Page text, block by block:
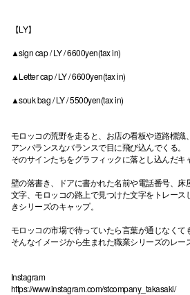
【LY】
▲sign cap / LY / 6600yen(tax in)
▲Letter cap / LY / 6600yen(tax in)
▲souk bag / LY / 5500yen(tax in)
モロッコの荒野を走ると、お店の看板や道路標識
アンバランスなバランスで目に飛び込んでくる。
そのサインたちをグラフィックに落とし込んだキ
壁の落書き、ドアに書かれた名前や電話番号、
文字、モロッコの路上で見つけた文字をトレー
きシリーズのキャップ。
モロッコの市場で待っていたら言葉が通じなくて
そんなイメージから生まれた職業シリーズのレー
Instagram
https://www.instagram.com/stcompany_takasaki/